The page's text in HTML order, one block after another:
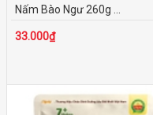
Nấm Bào Ngư 260g ...
33.000₫